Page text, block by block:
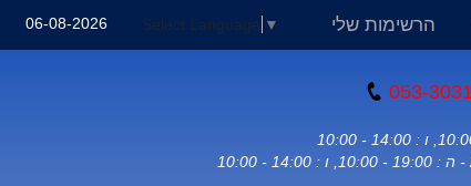
06-08-2026 הרשימות שלי Select Language ▼
053-
ו : 14:00 - 10:00